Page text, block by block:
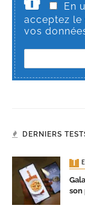
En
acceptez le
vos
DERNIERS
son